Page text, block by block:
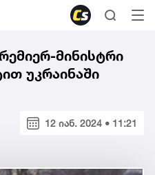
მინისტრი
უკრაინაში
12 იან. 2024 • 11:21